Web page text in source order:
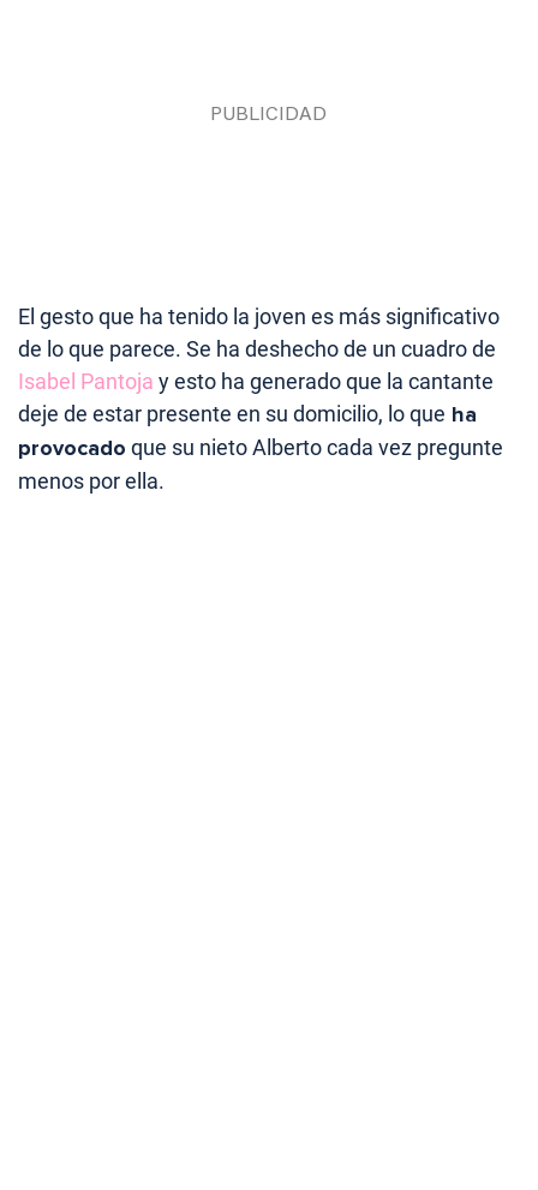
El gesto que ha tenido la joven es más significativo
de lo que parece. Se ha deshecho de un cuadro de
Isabel Pantoja y esto ha generado que la cantante
deje de estar presente en su domicilio, lo que ha
provocado que su nieto Alberto cada vez pregunte
menos por ella.